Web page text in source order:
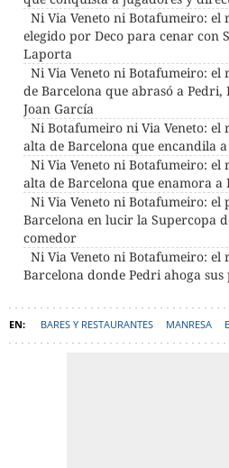
Ni Via Veneto ni Botafumeiro: el
elegido por Deco para cenar con
Laporta
Ni Via Veneto ni Botafumeiro: el
de Barcelona que abrasó a
Joan García
Ni Botafumeiro ni Via Veneto: el
alta de Barcelona que encandila
Ni Via Veneto ni Botafumeiro: el
alta de Barcelona que enamora a
Ni Via Veneto ni Botafumeiro:
Barcelona en lucir la Supercopa
comedor
Ni Via Veneto ni Botafumeiro: el
Barcelona donde Pedri ahoga
BARES Y RESTAURANTES MANRESA